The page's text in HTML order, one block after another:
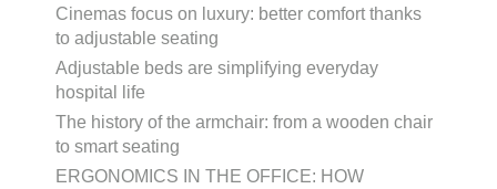
Cinemas focus on luxury: better comfort thanks
to adjustable seating
Adjustable beds are simplifying everyday
hospital life
The history of the armchair: from a wooden chair
to smart seating
ERGONOMICS IN THE OFFICE: HOW